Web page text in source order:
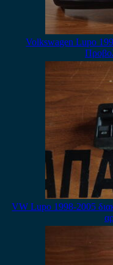
Volkswagen Lupo
VW Lupo 1998-2005